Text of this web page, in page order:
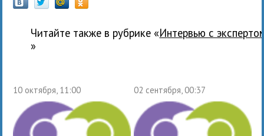
Читайте также в рубрике «
Интервью с
»
10 октября, 11:00 02 сентября, 00:37